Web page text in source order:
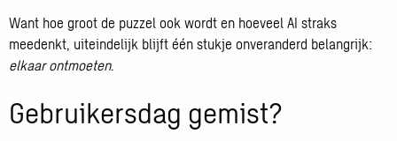
Want hoe groot de puzzel ook wordt en hoeveel AI straks
meedenkt, uiteindelijk blijft één stukje onveranderd belangrijk:
elkaar ontmoeten.
Gebruikersdag gemist?